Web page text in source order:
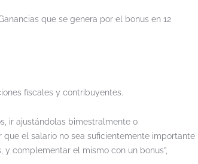
que se genera por el bonus en 12
fiscales y contribuyentes.
ir ajustándolas bimestralmente o
el salario no sea suficientemente importante
complementar el mismo con un bonus”,